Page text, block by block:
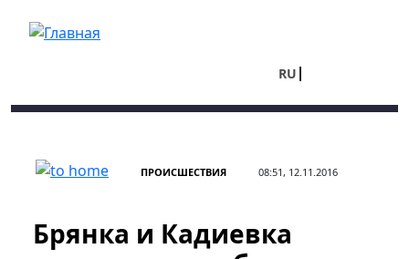
RU
ПРОИСШЕСТВИЯ 08:51, 12.11.2016
Брянка и Кадиевка